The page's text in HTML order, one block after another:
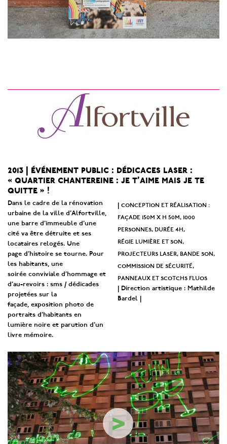
2013 | événement public : dédicaces laser :
« quartier chantereine : je t’aime mais je te
quitte » !
Dans le cadre de la rénovation
urbaine de la ville d’Alfortville,
une barre d’immeuble d’une
cité va être détruite et ses
locataires relogés. Une
page d’histoire se tourne. Pour
les habitants, une
soirée conviviale d’hommage et
d’au-revoirs : sms / dédicades
projetées sur la
façade, exposition photo de
portraits d’habitants en
lumière noire et parution d’un
livre mémoire.
|conception et réalisation :
façade 150m x h 50m, 1000
personnes, durée 4h,
régie lumière et son,
projecteurs laser, bande son,
commission de sécurité,
panneaux et scotchs fluos
| Direction artistique : Mathilde
Bardel |
>